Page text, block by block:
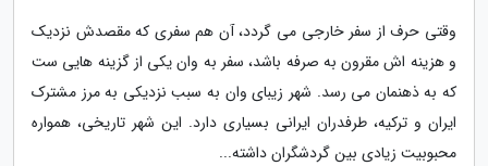
وقتی حرف از سفر خارجی می گردد، آن هم سفری که مقصدش نزدیک
و هزینه اش مقرون به صرفه باشد، سفر به وان یکی از گزینه هایی ست
که به ذهنمان می رسد. شهر زیبای وان به سبب نزدیکی به مرز مشترک
ایران و ترکیه، طرفدران ایرانی بسیاری دارد. این شهر تاریخی، همواره
محبوبیت زیادی بین گردشگران داشته...